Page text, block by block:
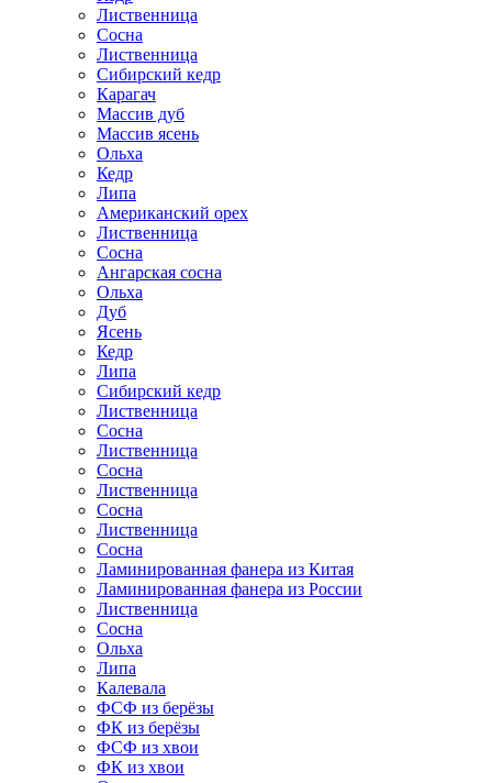
Лиственница
Сосна
Лиственница
Сибирский кедр
Карагач
Массив дуб
Массив ясень
Ольха
Кедр
Липа
Американский орех
Лиственница
Сосна
Ангарская сосна
Ольха
Дуб
Ясень
Кедр
Липа
Сибирский кедр
Лиственница
Сосна
Лиственница
Сосна
Лиственница
Сосна
Лиственница
Сосна
Ламинированная фанера из Китая
Ламинированная фанера из России
Лиственница
Сосна
Ольха
Липа
Калевала
ФСФ из берёзы
ФК из берёзы
ФСФ из хвои
ФК из хвои